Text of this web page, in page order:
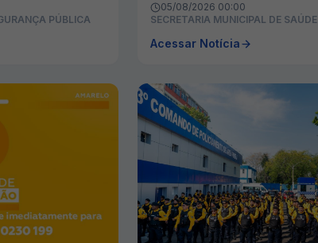
PÚBLICA
05/08/2026 00:00
SECRETARIA MUNICIPAL DE SAÚDE
Acessar Notícia